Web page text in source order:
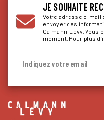
JE SOUHAITE
Votre adresse e-mail
envoyer des
Calmann-Lévy. Vous
moment. Pour plus
Indiquez votre email